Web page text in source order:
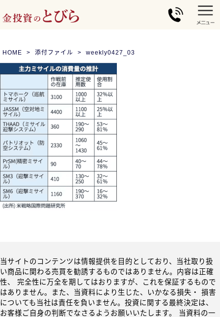
HOME 添付ファイル weekly0427_03
当サイトのコンテンツは情報提供を目的としており、当社取り扱
い商品に関わる売買を勧誘するものではありません。内容は正確
性、 完全性に万全を期してはおりますが、これを保証するもので
はありません。また、当資料により生じた、いかなる損失・ 損害
についても当社は責任を負いません。投資に関する最終決定は、
お客様ご自身の判断でなさるようお願いいたします。 当資料の一